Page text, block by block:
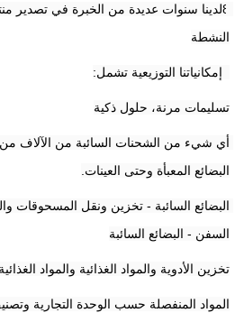
النشطة
تسليمات مرنة، حلول ذكية
البضائع المعبأة وحتى العينات.
السفن - البضائع السائبة
تخزين الأدوية والمواد الغذائية والمواد
المواد المنفصلة حسب الوحدة التجارية